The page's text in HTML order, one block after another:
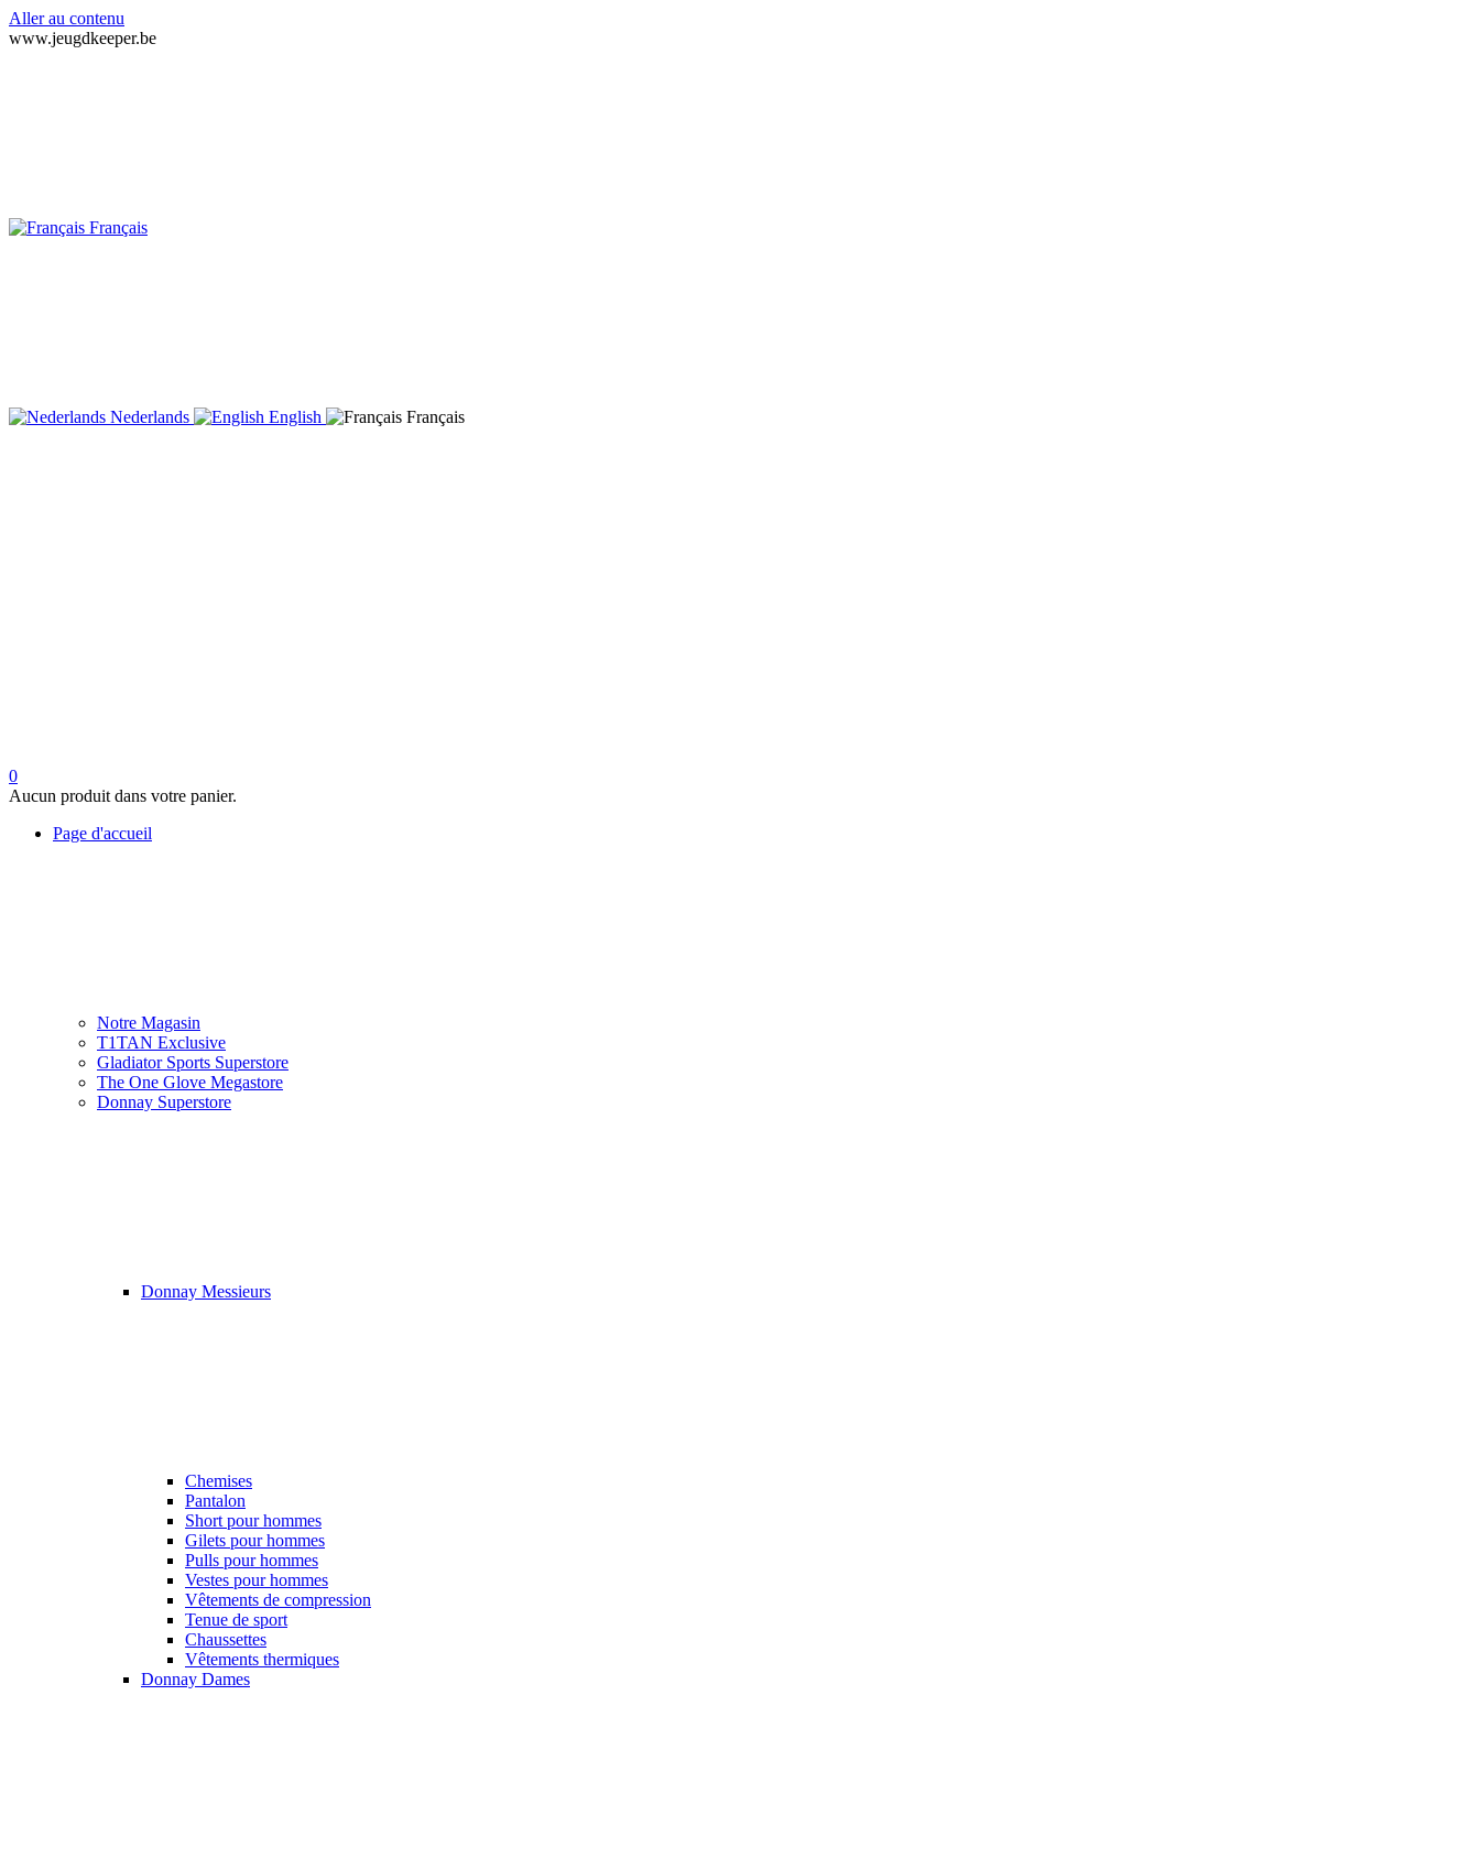
Aller au contenu
www.jeugdkeeper.be
Français
Nederlands English Français
0
Aucun produit dans votre panier.
Page d'accueil
Notre Magasin
T1TAN Exclusive
Gladiator Sports Superstore
The One Glove Megastore
Donnay Superstore
Donnay Messieurs
Chemises
Pantalon
Short pour hommes
Gilets pour hommes
Pulls pour hommes
Vestes pour hommes
Vêtements de compression
Tenue de sport
Chaussettes
Vêtements thermiques
Donnay Dames